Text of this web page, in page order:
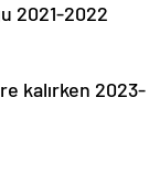
2021-2022
kalırken 2023-